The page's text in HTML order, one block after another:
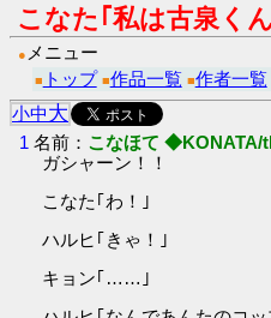
こなた｢私は古泉く
● メニュー
■ トップ ■作品一覧 ■作者一覧
小中大
1 名前： こなほて ◆KONATA/
ガシャーン！！
こなた｢わ！｣
ハルヒ｢きゃ！｣
キョン｢……｣